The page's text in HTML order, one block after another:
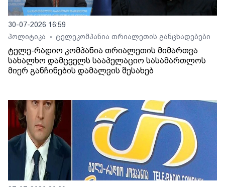
30-07-2026 16:59
პოლიტიკა
• ტელეკომპანია თრიალეთის განცხადებები
ტელე-რადიო კომპანია თრიალეთის მიმართვა
სახალხო დამცველს სააპელაციო სასამართლოს
მიერ განჩინების დამალვის შესახებ